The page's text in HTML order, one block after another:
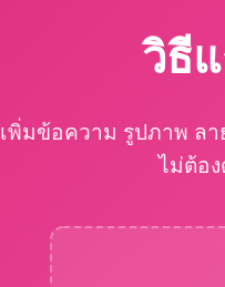
วิธี
เพิ่มข้อความ รูปภาพ ล
ไม่ต้อ